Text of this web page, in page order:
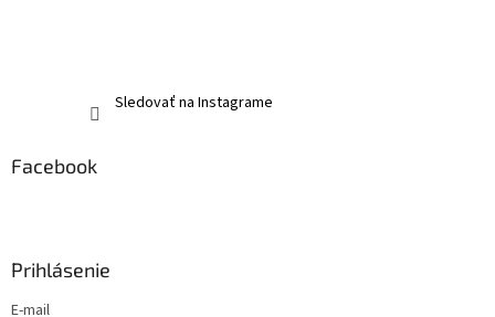
Sledovať na Instagrame
Facebook
Prihlásenie
E-mail